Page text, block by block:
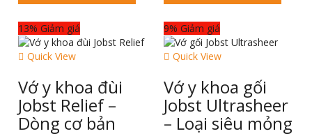
13% Giảm giá
Quick View
Vớ y khoa đùi
Jobst Relief –
Dòng cơ bản
9% Giảm giá
Quick View
Vớ y khoa gối
Jobst Ultrasheer
– Loại siêu mỏng